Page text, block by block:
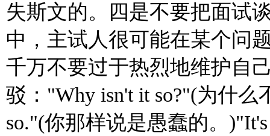
失斯文的。四是不要把面试
中，主试人很可能在某个问
千万不要过于热烈地维护自
驳："Why isn't it so?"(为什么
so."(你那样说是愚蠢的。)"It's